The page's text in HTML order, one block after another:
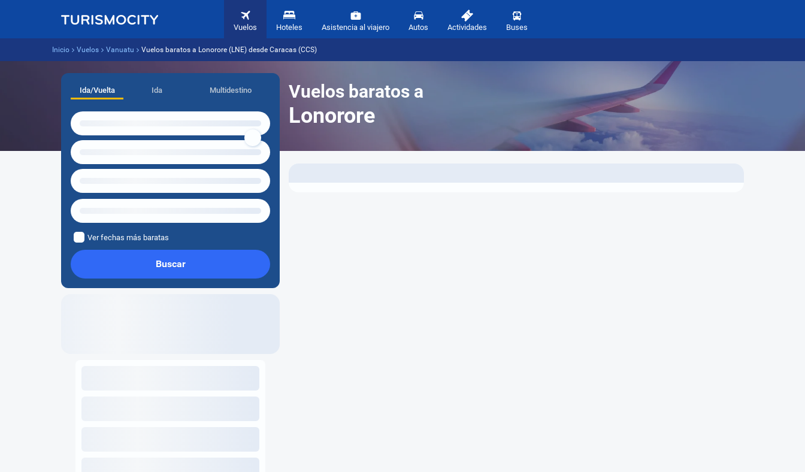
Vuelos Hoteles Asistencia al viajero Autos Actividades Buses
Inicio Vuelos Vanuatu Vuelos baratos a Lonorore (LNE) desde Caracas (CCS)
Vuelos baratos a
Lonorore
Ida/Vuelta Ida Multidestino
Ver fechas más baratas
Buscar